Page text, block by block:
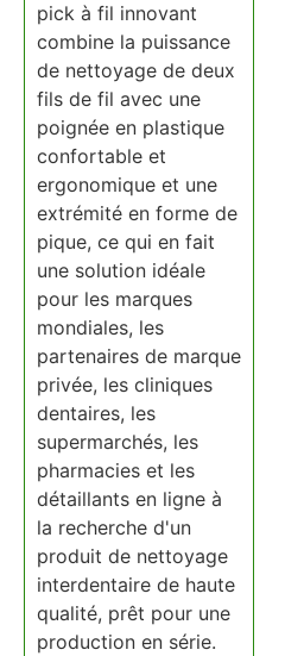
pick à fil innovant
combine la puissance
de nettoyage de deux
fils de fil avec une
poignée en plastique
confortable et
ergonomique et une
extrémité en forme de
pique, ce qui en fait
une solution idéale
pour les marques
mondiales, les
partenaires de marque
privée, les cliniques
dentaires, les
supermarchés, les
pharmacies et les
détaillants en ligne à
la recherche d'un
produit de nettoyage
interdentaire de haute
qualité, prêt pour une
production en série.